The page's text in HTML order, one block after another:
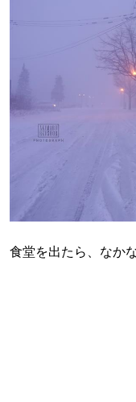
食堂を出たら、なか